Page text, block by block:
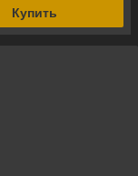
Купить